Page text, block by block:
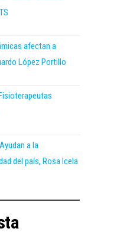
afectan a
López Portillo
a la
del país, Rosa Icela